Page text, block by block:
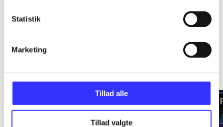
Statistik
Marketing
Tillad alle
Tillad valgte